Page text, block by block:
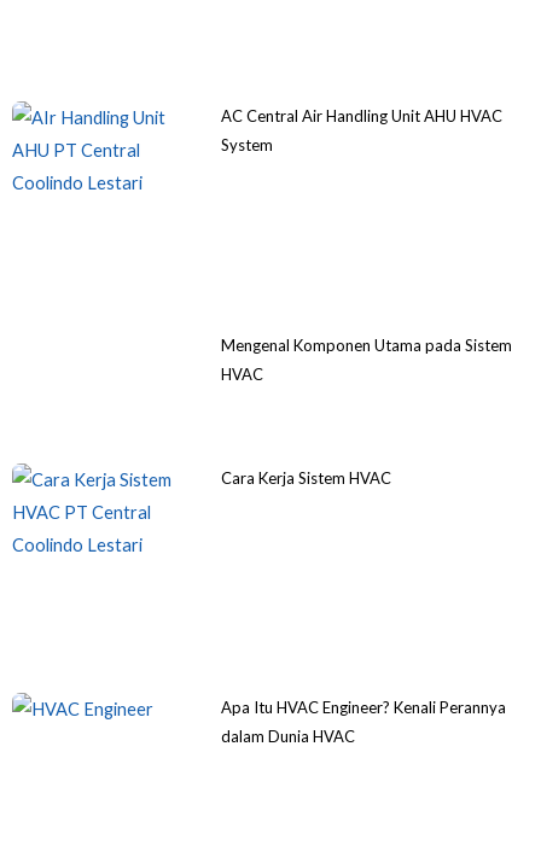
AC Central Air Handling Unit AHU HVAC
System
Mengenal Komponen Utama pada Sistem
HVAC
Cara Kerja Sistem HVAC
Apa Itu HVAC Engineer? Kenali Perannya
dalam Dunia HVAC